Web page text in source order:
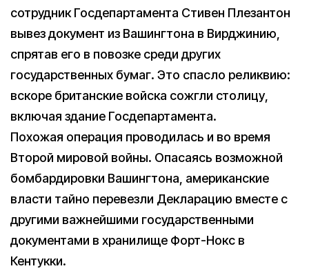
сотрудник Госдепартамента Стивен Плезантон
вывез документ из Вашингтона в Вирджинию,
спрятав его в повозке среди других
государственных бумаг. Это спасло реликвию:
вскоре британские войска сожгли столицу,
включая здание Госдепартамента.
Похожая операция проводилась и во время
Второй мировой войны. Опасаясь возможной
бомбардировки Вашингтона, американские
власти тайно перевезли Декларацию вместе с
другими важнейшими государственными
документами в хранилище Форт-Нокс в
Кентукки.